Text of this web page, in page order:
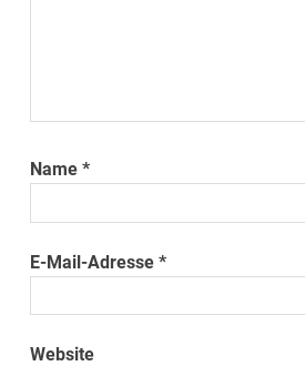
Name*
E-Mail-Adresse*
Website